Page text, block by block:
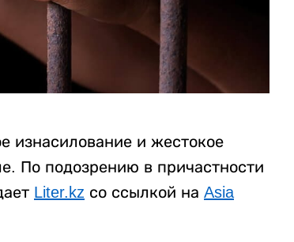
изнасилование и жестокое
По подозрению в причастности
Liter.kz со ссылкой на Asia